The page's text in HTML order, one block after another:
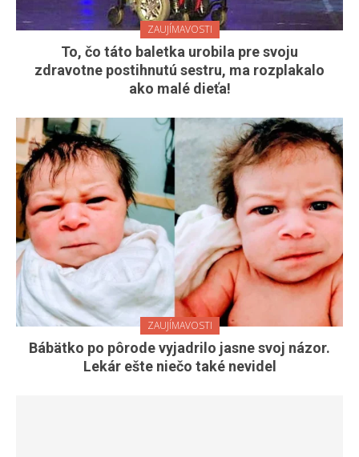
ZAUJÍMAVOSTI
To, čo táto baletka urobila pre svoju
zdravotne postihnutú sestru, ma rozplakalo
ako malé dieťa!
ZAUJÍMAVOSTI
Bábätko po pôrode vyjadrilo jasne svoj názor.
Lekár ešte niečo také nevidel